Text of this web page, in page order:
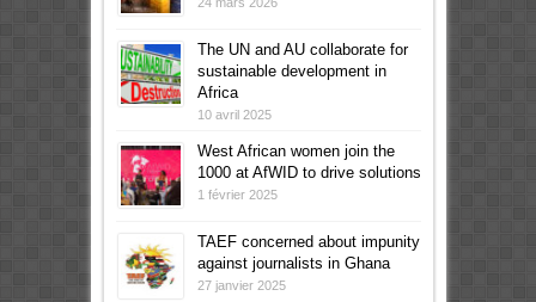
The UN and AU collaborate for
sustainable development in
Africa
10 avril 2025
West African women join the
1000 at AfWID to drive solutions
1 février 2025
TAEF concerned about impunity
against journalists in Ghana
27 janvier 2025